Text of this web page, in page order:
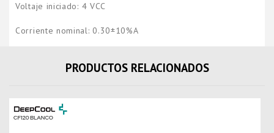
Voltaje iniciado: 4 VCC
Corriente nominal: 0.30±10%A
PRODUCTOS RELACIONADOS